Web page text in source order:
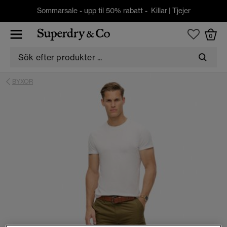
Sommarsale - upp til 50% rabatt - Killar| Tjejer
0
BYXOR